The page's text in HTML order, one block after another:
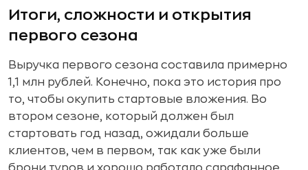
Итоги, сложности и открытия
первого сезона
Выручка первого сезона составила примерно
1,1 млн рублей. Конечно, пока это история про
то, чтобы окупить стартовые вложения. Во
втором сезоне, который должен был
стартовать год назад, ожидали больше
клиентов, чем в первом, так как уже были